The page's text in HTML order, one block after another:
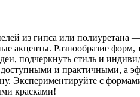
из гипса или полиуретана
акценты. Разнообразие форм,
подчеркнуть стиль и
и практичными, а
Экспериментируйте с
красками!